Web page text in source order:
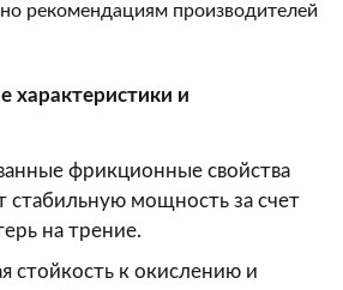
рекомендациям производителей
характеристики и
фрикционные свойства
стабильную мощность за счет
на трение.
стойкость к окислению и